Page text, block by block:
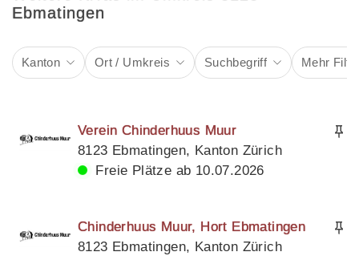
Ebmatingen
Kanton Ort / Umkreis Suchbegriff Mehr
Verein Chinderhuus Muur
8123 Ebmatingen, Kanton Zürich
Freie Plätze ab 10.07.2026
Chinderhuus Muur, Hort Ebmatingen
8123 Ebmatingen, Kanton Zürich